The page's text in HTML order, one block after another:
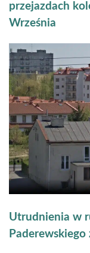
przejazdach
Września
Utrudnienia w
Paderewskiego